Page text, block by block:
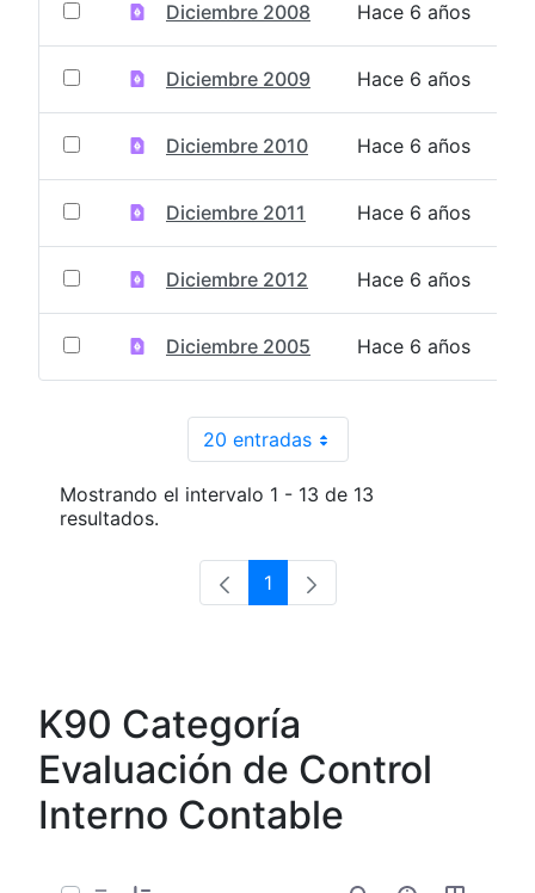
Diciembre 2008 Hace 6 años
Diciembre 2009 Hace 6 años
Diciembre 2010 Hace 6 años
Diciembre 2011 Hace 6 años
Diciembre 2012 Hace 6 años
Diciembre 2005 Hace 6 años
20 entradasPor página
Mostrando el intervalo 1 - 13 de 13
resultados.
Página
1
K90 Categoría
Evaluación de Control
Interno Contable